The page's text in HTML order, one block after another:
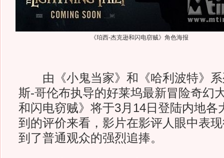
《珀西-杰克逊和闪电窃贼》角色海报
由《小鬼当家》和《哈利波特》系
斯-哥伦布执导的好莱坞最新冒险奇幻
和闪电窃贼》将于3月14日登陆内地各
到的评价来看，影片在影评人眼中表
到了普通观众的强烈追捧。